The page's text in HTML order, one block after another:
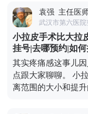
袁强 主任医
武汉市第六医
小拉皮手术比大拉
挂号|去哪预约|如
其实疼痛感这事儿
点跟大家聊聊。 小拉皮和大拉皮的核心区别，在于剥
离范围的大小和提